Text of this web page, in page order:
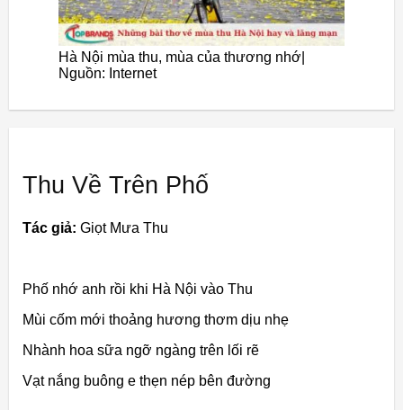
Hà Nội mùa thu, mùa của thương nhớ|
Nguồn: Internet
Thu Về Trên Phố
Tác giả: Giọt Mưa Thu
Phố nhớ anh rồi khi Hà Nội vào Thu
Mùi cốm mới thoảng hương thơm dịu nhẹ
Nhành hoa sữa ngỡ ngàng trên lối rẽ
Vạt nắng buông e thẹn nép bên đường